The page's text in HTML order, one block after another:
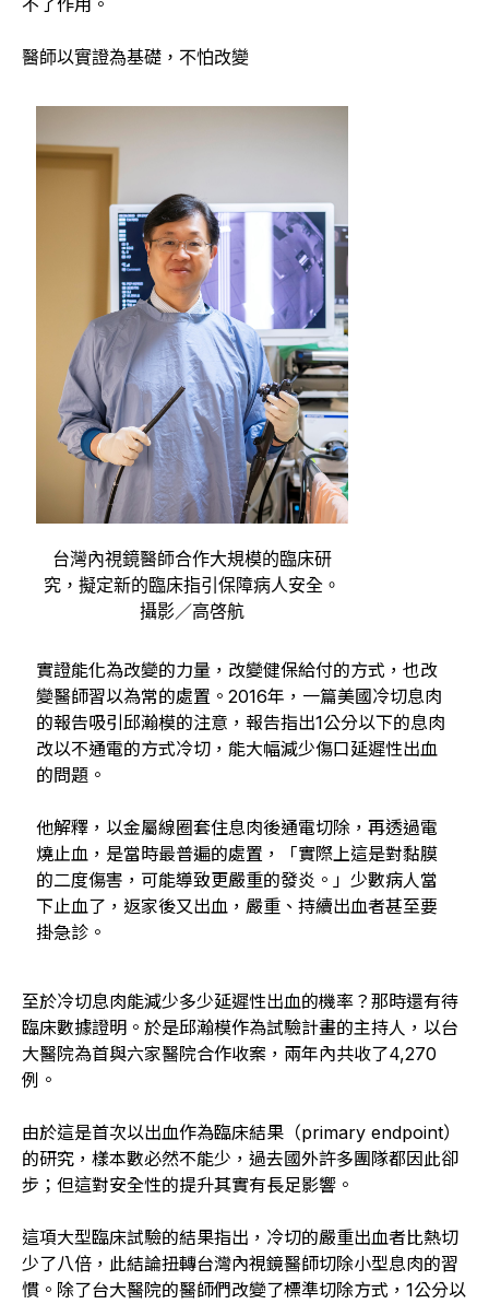
醫師以實證為基礎，不怕改變
台灣內視鏡醫師合作大規模的臨床研
究，擬定新的臨床指引保障病人安全。
攝影／高啓航
實證能化為改變的力量，改變健保給付的方式，也改
變醫師習以為常的處置。2016年，一篇美國冷切息肉
的報告吸引邱瀚模的注意，報告指出1公分以下的息肉
改以不通電的方式冷切，能大幅減少傷口延遲性出血
的問題。
他解釋，以金屬線圈套住息肉後通電切除，再透過電
燒止血，是當時最普遍的處置，「實際上這是對黏膜
的二度傷害，可能導致更嚴重的發炎。」少數病人當
下止血了，返家後又出血，嚴重、持續出血者甚至要
掛急診。
至於冷切息肉能減少多少延遲性出血的機率？那時還有待
臨床數據證明。於是邱瀚模作為試驗計畫的主持人，以台
大醫院為首與六家醫院合作收案，兩年內共收了4,270
例。
由於這是首次以出血作為臨床結果（primary endpoint）
的研究，樣本數必然不能少，過去國外許多團隊都因此卻
步；但這對安全性的提升其實有長足影響。
這項大型臨床試驗的結果指出，冷切的嚴重出血者比熱切
少了八倍，此結論扭轉台灣內視鏡醫師切除小型息肉的習
慣。除了台大醫院的醫師們改變了標準切除方式，1公分以